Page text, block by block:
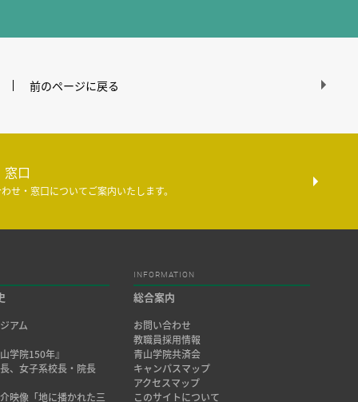
前のページに戻る
口
せ・窓口についてご案内いたします。
アム
学院150年』
、女子系校長・院長
映像「地に播かれた三
INFORMATION
総合案内
お問い合わせ
教職員採用情報
青山学院共済会
キャンパスマップ
アクセスマップ
このサイトについて